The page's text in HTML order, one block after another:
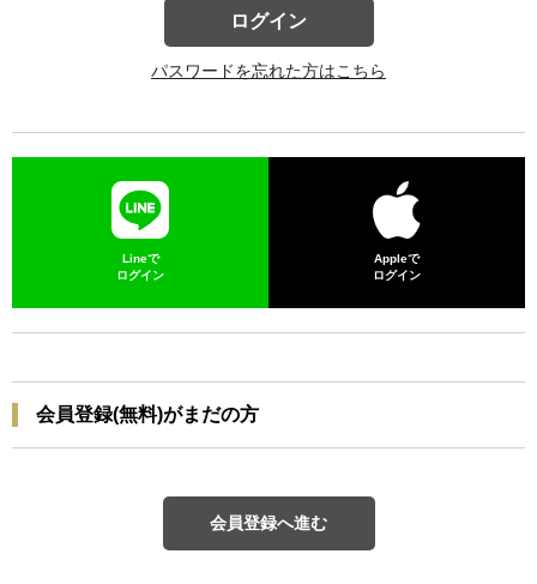
ログイン
パスワードを忘れた方はこちら
Lineで
ログイン
Appleで
ログイン
会員登録(無料)がまだの方
会員登録へ進む